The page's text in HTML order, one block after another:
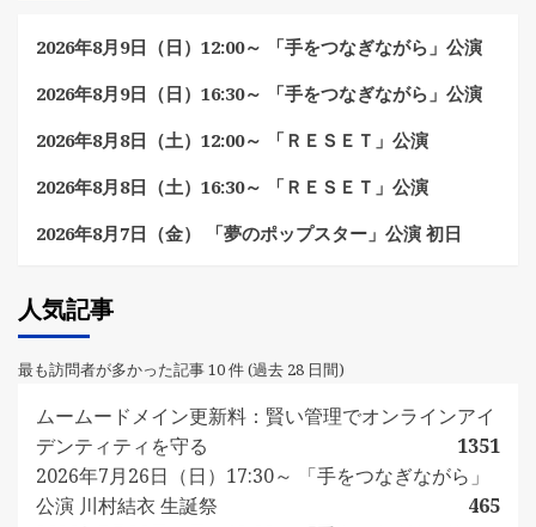
2026年8月9日（日）12:00～ 「手をつなぎながら」公演
2026年8月9日（日）16:30～ 「手をつなぎながら」公演
2026年8月8日（土）12:00～ 「ＲＥＳＥＴ」公演
2026年8月8日（土）16:30～ 「ＲＥＳＥＴ」公演
2026年8月7日（金） 「夢のポップスター」公演 初日
人気記事
最も訪問者が多かった記事 10 件 (過去 28 日間)
ムームードメイン更新料：賢い管理でオンラインアイ
デンティティを守る
1351
2026年7月26日（日）17:30～ 「手をつなぎながら」
公演 川村結衣 生誕祭
465